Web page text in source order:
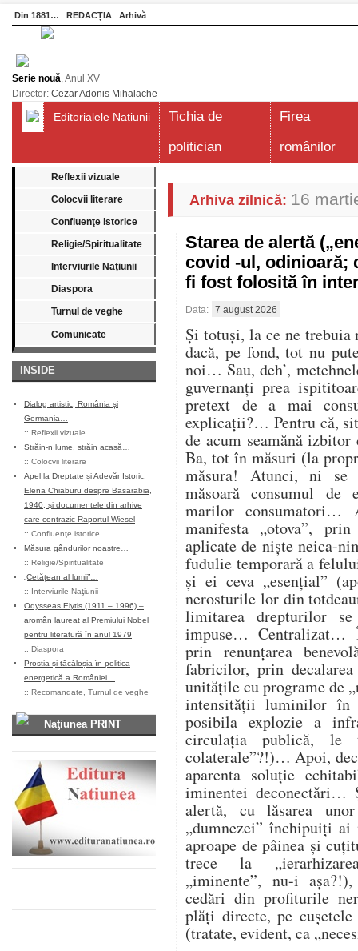
Din 1881… REDACȚIA Arhivă
Serie nouă, Anul XV
Director: Cezar Adonis Mihalache
Editorialele Națiunii
Tichia de
politician
Firea
românilor
Reflexii vizuale
Colocvii literare
Confluenţe istorice
Religie/Spiritualitate
Interviurile Naţiunii
Diaspora
Turnul de veghe
Comunicate
INSIDE
Dialog artistic, România și
Germania…
:: Reflexii vizuale
Străin-n lume, străin acasă…
:: Colocvii literare
Apel la Dreptate și Adevăr Istoric:
Elena Chiaburu despre Basarabia,
1940, și documentele din arhive
care contrazic Raportul Wiesel
:: Confluenţe istorice
Măsura gândurilor noastre…
:: Religie/Spiritualitate
„Cetățean al lumii”…
:: Interviurile Naţiunii
Odysseas Elytis (1911 – 1996) –
aromân laureat al Premiului Nobel
pentru literatură în anul 1979
:: Diaspora
Prostia și tăcăloșia în politica
energetică a României…
:: Recomandate Turnul de veghe
Naţiunea PRINT
Arhiva zilnică: 16
Starea de alertă
covid -ul, odinioară;
fi fost folosită în
Data: 7 august 2026
Și totuși, la ce ne trebuia
dacă, pe fond, tot nu
noi… Sau, deh’,
guvernanți prea
pretext de a mai
explicații?… Pentru că,
de acum seamănă
Ba, tot în măsuri (la
măsura! Atunci, ni se
măsoară consumul de
marilor consumatori…
manifesta „otova”,
aplicate de niște neica-
fudulie temporară a
și ei ceva „esențial”
nerosturile lor din
limitarea drepturilor
impuse… Centralizat…
prin renunțarea
fabricilor, prin
unitățile cu programe de
intensității luminilor în
posibila explozie a
circulația publică, le
colaterale”?!)… Apoi,
aparenta soluție
iminentei deconectări…
alertă, cu lăsarea
„dumnezei” închipuiți
aproape de pâinea și
trece la
„iminente”, nu-i
cedări din profiturile
plăți directe, pe
(tratate, evident, ca